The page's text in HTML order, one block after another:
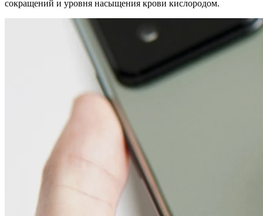
сокращений и уровня насыщения крови кислородом.